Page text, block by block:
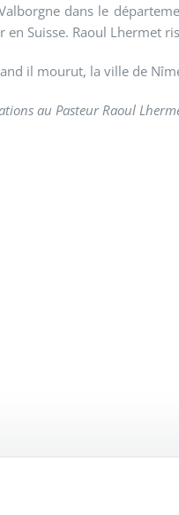
dans le
Suisse. Raoul Lhermet
il mourut, la ville de
au Pasteur Raoul